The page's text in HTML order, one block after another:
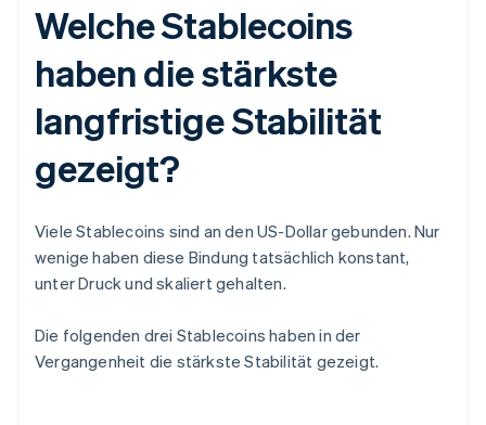
Welche Stablecoins
haben die stärkste
langfristige Stabilität
gezeigt?
Viele Stablecoins sind an den US-Dollar gebunden. Nur
wenige haben diese Bindung tatsächlich konstant,
unter Druck und skaliert gehalten.
Die folgenden drei Stablecoins haben in der
Vergangenheit die stärkste Stabilität gezeigt.